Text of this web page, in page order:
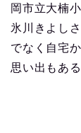
岡市立大楠
氷川きよし
でなく自宅
思い出もあ